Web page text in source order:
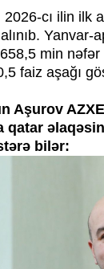
cı ilin ilk
min
faiz aşağı
Aşurov
bilər: